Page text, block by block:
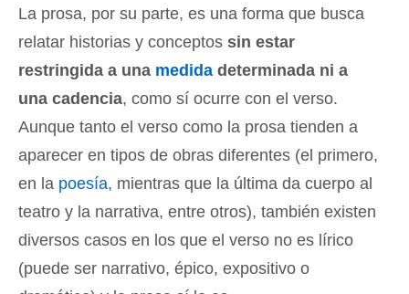
La prosa, por su parte, es una forma que busca
relatar historias y conceptos sin estar
restringida a una medida determinada ni a
una cadencia, como sí ocurre con el verso.
Aunque tanto el verso como la prosa tienden a
aparecer en tipos de obras diferentes (el primero,
en la poesía, mientras que la última da cuerpo al
teatro y la narrativa, entre otros), también existen
diversos casos en los que el verso no es lírico
(puede ser narrativo, épico, expositivo o